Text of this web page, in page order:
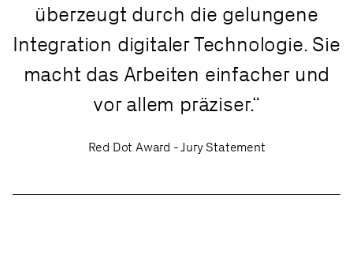
überzeugt durch die gelungene
Integration digitaler Technologie. Sie
macht das Arbeiten einfacher und
vor allem präziser.
Red Dot Award - Jury Statement